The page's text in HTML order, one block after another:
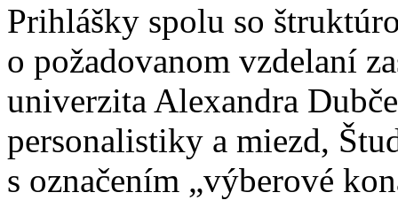
Prihlášky spolu so
o požadovanom vzdelaní
univerzita Alexandra
personalistiky a miezd,
s označením „výberové